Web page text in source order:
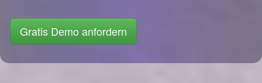
Gratis Demo anfordern